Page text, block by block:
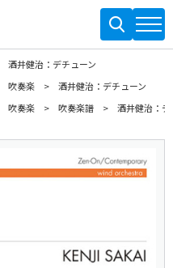
酒井健治：デチューン
吹奏楽
酒井健治：デチューン
吹奏楽 吹奏楽譜 酒井健治：デ